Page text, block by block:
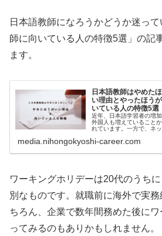
日本語教師になろうかどうか迷っ
師に向いている人の特徴5選」の記
ます。
日本語教師はやめた
い理由とやったほう
いている人の特徴5選
近年、日本語学習者の増
外国人も増えていること
れています。一方で、ネ
ない」などの声が散見さ...
media.nihongokyoshi-career.com
ワーキングホリデーは20代のうち
別なものです。就職前に海外で実
ちろん、企業で数年間務めた後に
ってみるのもありかもしれません。